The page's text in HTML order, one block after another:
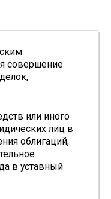
совершение
или иного
лиц в
облигаций,
в уставный